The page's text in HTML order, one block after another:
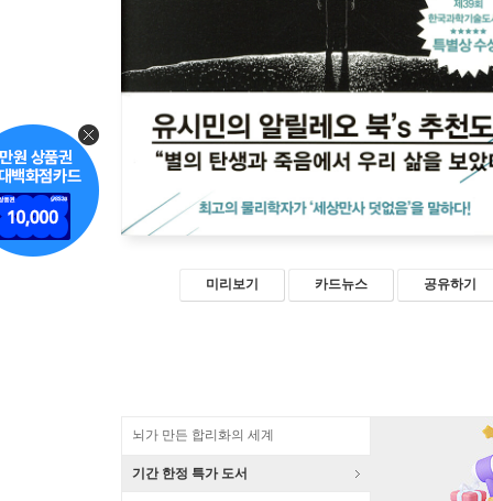
미리보기 카드뉴스 공유하기
뇌가 만든 합리화의 세계
기간 한정 특가 도서